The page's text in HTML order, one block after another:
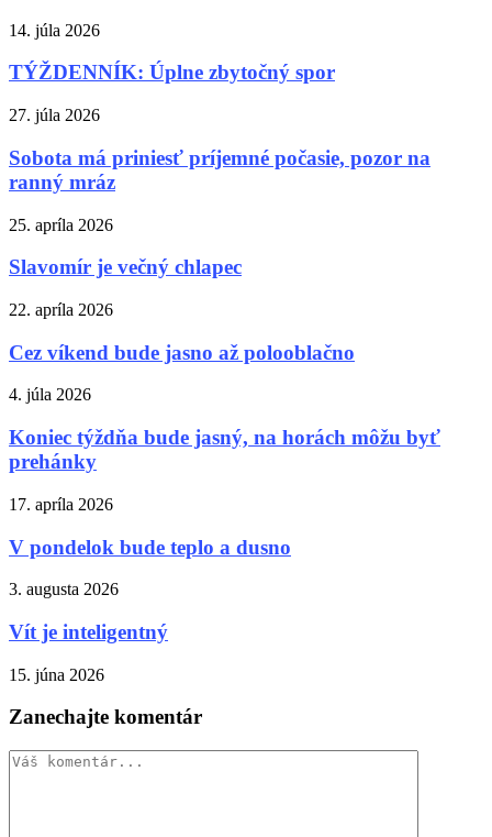
14. júla 2026
TÝŽDENNÍK: Úplne zbytočný spor
27. júla 2026
Sobota má priniesť príjemné počasie, pozor na
ranný mráz
25. apríla 2026
Slavomír je večný chlapec
22. apríla 2026
Cez víkend bude jasno až polooblačno
4. júla 2026
Koniec týždňa bude jasný, na horách môžu byť
prehánky
17. apríla 2026
V pondelok bude teplo a dusno
3. augusta 2026
Vít je inteligentný
15. júna 2026
Zanechajte komentár